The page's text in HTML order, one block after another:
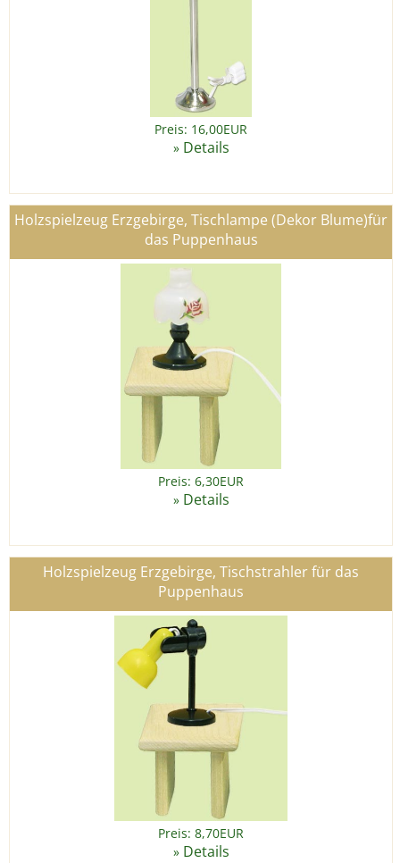
Preis: 16,00EUR
» Details
Holzspielzeug Erzgebirge, Tischlampe (Dekor Blume)für
das Puppenhaus
Preis: 6,30EUR
» Details
Holzspielzeug Erzgebirge, Tischstrahler für das
Puppenhaus
Preis: 8,70EUR
» Details